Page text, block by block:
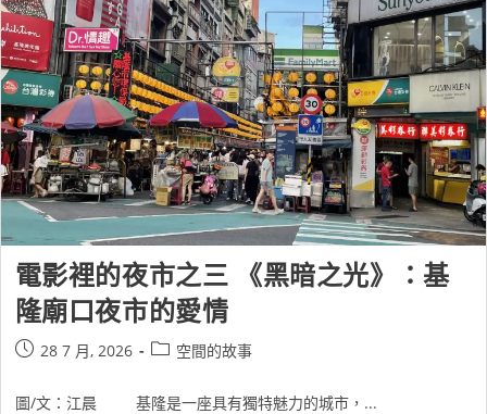
電影裡的夜市之三 《黑暗之光》：基
隆廟口夜市的愛情
28 7 月, 2026 空間的故事
圖/文：江晨 基隆是一座具有獨特魅力的城市，...